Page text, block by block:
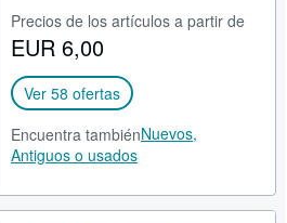
Precios de los artículos a partir de
EUR 6,00
Ver 58 ofertas
Encuentra tambiénNuevos,
Antiguos o usados